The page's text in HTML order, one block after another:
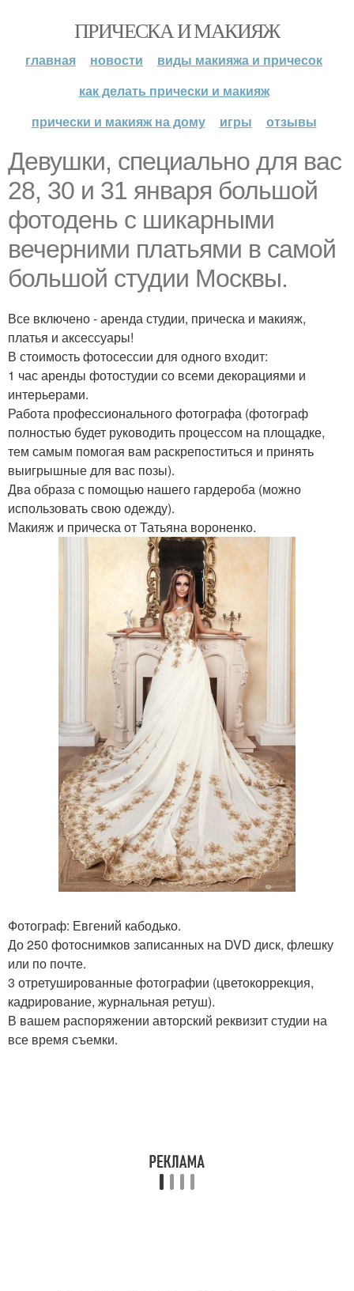
ПРИЧЕСКА И МАКИЯЖ
главная новости
виды макияжа и причесок
как делать прически и макияж
прически и макияж на дому
игры отзывы
Девушки, специально для вас
28, 30 и 31 января большой
фотодень с шикарными
вечерними платьями в самой
большой студии Москвы.
Все включено - аренда студии, прическа и макияж,
платья и аксессуары!
В стоимость фотосессии для одного входит:
1 час аренды фотостудии со всеми декорациями и
интерьерами.
Работа профессионального фотографа (фотограф
полностью будет руководить процессом на площадке,
тем самым помогая вам раскрепоститься и принять
выигрышные для вас позы).
Два образа с помощью нашего гардероба (можно
использовать свою одежду).
Макияж и прическа от Татьяна вороненко.
Фотограф: Евгений кабодько.
До 250 фотоснимков записанных на DVD диск, флешку
или по почте.
3 отретушированные фотографии (цветокоррекция,
кадрирование, журнальная ретуш).
В вашем распоряжении авторский реквизит студии на
все время съемки.